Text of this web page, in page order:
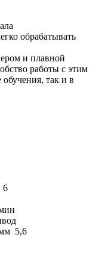
обрабатывать
и плавной
работы с этим
так и в
6
мм 5,6